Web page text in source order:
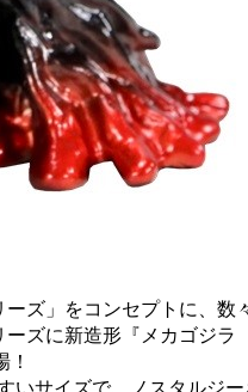
ーズ」をコンセプトに、数
ズに新造形『メカゴジラ
いサイズで、ノスタルジ